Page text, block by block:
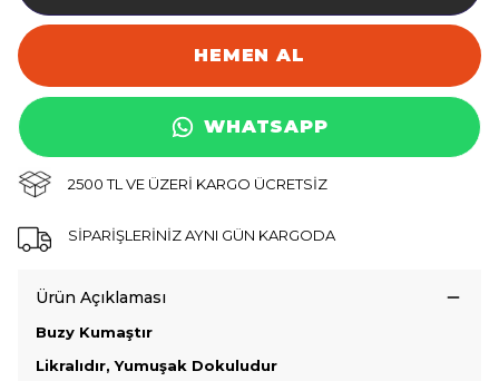
HEMEN AL
WHATSAPP
2500 TL VE ÜZERİ KARGO ÜCRETSİZ
SİPARİŞLERİNİZ AYNI GÜN KARGODA
Ürün Açıklaması
Buzy Kumaştır
Likralıdır, Yumuşak Dokuludur